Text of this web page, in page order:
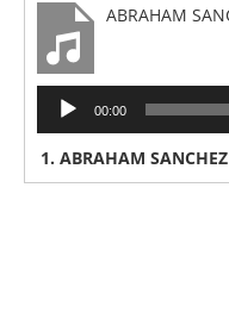
ABRAHAM
Reproductor
audio
00:00
1. ABRAHAM